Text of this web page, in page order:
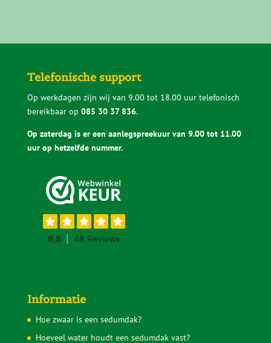
Telefonische support
Op werkdagen zijn wij van 9.00 tot 18.00 uur telefonisch
bereikbaar op 085 30 37 836.
Op zaterdag is er een aanlegspreekuur van 9.00 tot 11.00
uur op hetzelfde nummer.
Informatie
Hoe zwaar is een sedumdak?
Hoeveel water houdt een sedumdak vast?